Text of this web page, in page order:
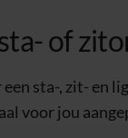
of
sta-, zit- en
voor jou